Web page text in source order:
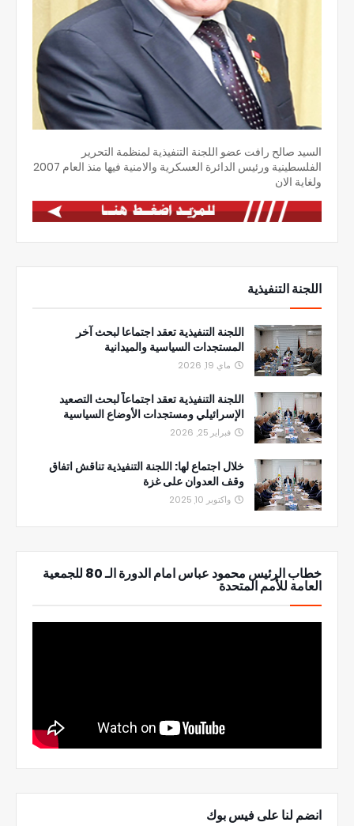
السيد صالح رافت عضو اللجنة التنفيذية لمنظمة التحرير
الفلسطينية ورئيس الدائرة العسكرية والامنية فيها منذ العام 2007
ولغاية الان
اللجنة التنفيذية
اللجنة التنفيذية تعقد اجتماعا لبحث آخر
المستجدات السياسية والميدانية
ماي 19, 2026
اللجنة التنفيذية تعقد اجتماعاً لبحث التصعيد
الإسرائيلي ومستجدات الأوضاع السياسية
فبراير 25, 2026
خلال اجتماع لها: اللجنة التنفيذية تناقش اتفاق
وقف العدوان على غزة
واكتوبر 10, 2025
خطاب الرئيس محمود عباس امام الدورة الـ 80 للجمعية
العامة للأمم المتحدة
انضم لنا على فيس بوك